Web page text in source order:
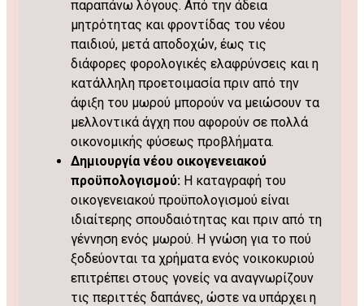
παραπάνω λόγους. Από την άδεια
μητρότητας και φροντίδας του νέου
παιδιού, μετά αποδοχών, έως τις
διάφορες φορολογικές ελαφρύνσεις και η
κατάλληλη προετοιμασία πριν από την
άφιξη του μωρού μπορούν να μειώσουν τα
μελλοντικά άγχη που αφορούν σε πολλά
οικονομικής φύσεως προβλήματα.
Δημιουργία νέου οικογενειακού
προϋπολογισμού:Η καταγραφή του
οικογενειακού προϋπολογισμού είναι
ιδιαίτερης σπουδαιότητας και πριν από τη
γέννηση ενός μωρού. Η γνώση για το πού
ξοδεύονται τα χρήματα ενός νοικοκυριού
επιτρέπει στους γονείς να αναγνωρίζουν
τις περιττές δαπάνες, ώστε να υπάρχει η